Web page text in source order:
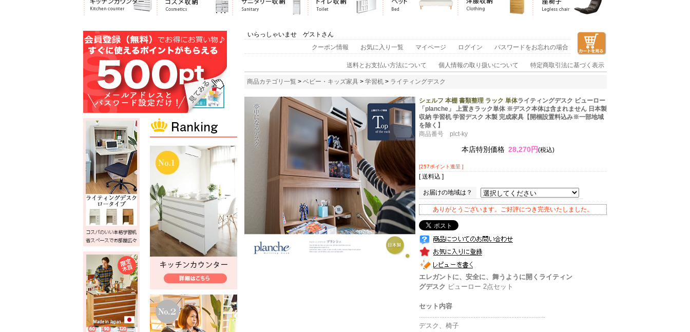
いらっしゃいませ ゲストさん
クーポン情報
お気に入り一覧 マイページ ログイン パスワードをお忘れの場合
送料とお支払い方法について 個人情報の取り扱いについて 特定商取引法に基づく表示
商品カテゴリ一覧 > ベビー・キッズ家具 > 学習机 > ライティングデスク
シェルフ 本棚 書類整理 ラック 単体ライティングデスク ビューロー
「planche」 上置きラック単体 ※デスク本体は含まれません 日本製
収納 学習机 学習デスク 木製 完成家具【開梱設置料込み※一部地域
を除く】
商品番号 plct-ky
本店特別価格 28,270円(税込)
[257ポイント進呈 ]
[ 送料込 ]
お届けの地域は？
ありがとうございます。ご好評につき完売いたしました。
エレガントに、安全に、舞うように開くライティン
グデスク ビューロー 2点セット
セット内容
デスク、椅子